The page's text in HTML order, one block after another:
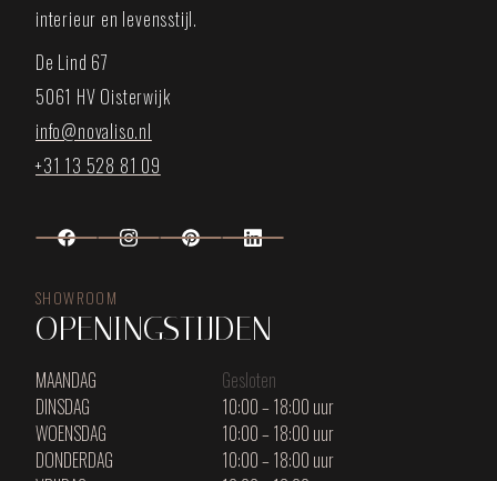
interieur en levensstijl.
De Lind 67
5061 HV Oisterwijk
info@novaliso.nl
+31 13 528 81 09
SHOWROOM
OPENINGSTIJDEN
MAANDAG
Gesloten
DINSDAG
10:00 – 18:00 uur
WOENSDAG
10:00 – 18:00 uur
DONDERDAG
10:00 – 18:00 uur